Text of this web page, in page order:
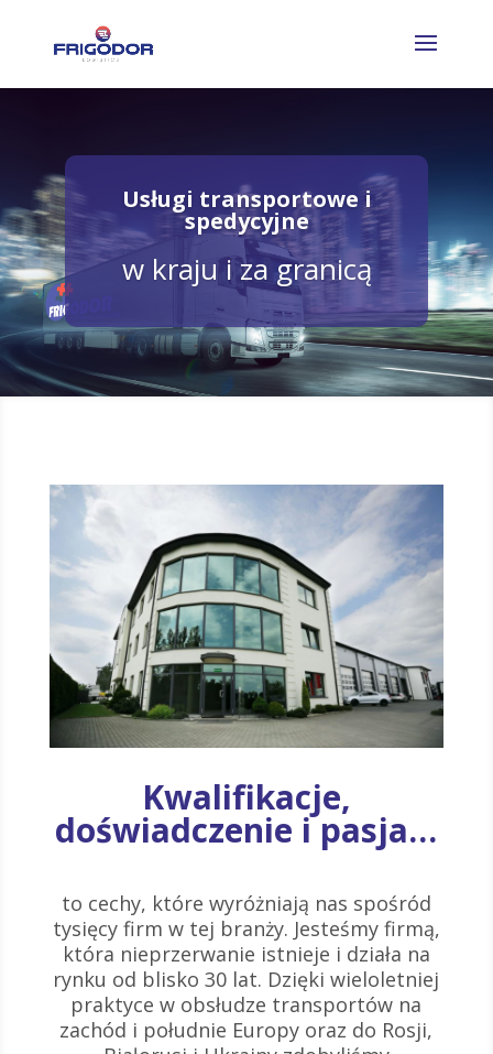
Usługi transportowe i
spedycyjne
w kraju i za granicą
Kwalifikacje,
doświadczenie i pasja…
to cechy, które wyróżniają nas spośród
tysięcy firm w tej branży. Jesteśmy firmą,
która nieprzerwanie istnieje i działa na
rynku od blisko 30 lat. Dzięki wieloletniej
praktyce w obsłudze transportów na
zachód i południe Europy oraz do Rosji,